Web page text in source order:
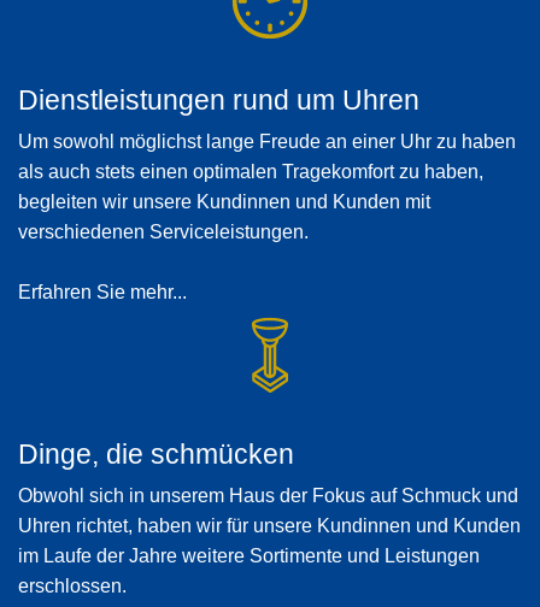
Dienstleistungen rund um Uhren
Um sowohl möglichst lange Freude an einer Uhr zu haben
als auch stets einen optimalen Tragekomfort zu haben,
begleiten wir unsere Kundinnen und Kunden mit
verschiedenen Serviceleistungen.
Erfahren Sie mehr...
Dinge, die schmücken
Obwohl sich in unserem Haus der Fokus auf Schmuck und
Uhren richtet, haben wir für unsere Kundinnen und Kunden
im Laufe der Jahre weitere Sortimente und Leistungen
erschlossen.